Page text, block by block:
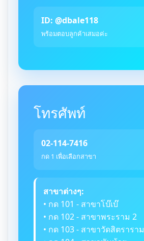
ID: @dbale118
พร้อมตอบลูกค้าเสมอค่ะ
โทรศัพท์
02-114-7416
กด 1 เพื่อเลือกสาขา
สาขาต่างๆ:
• กด 101 - สาขาโบ๊เบ๊
• กด 102 - สาขาพระราม 2
• กด 103 - สาขาวัดสิตราราม